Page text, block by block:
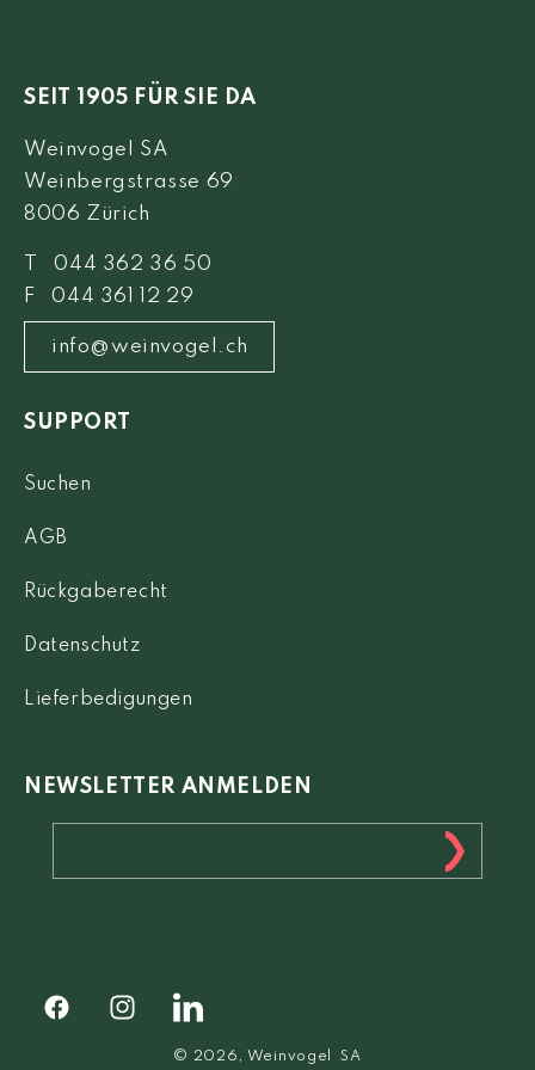
SEIT 1905 FÜR SIE DA
Weinvogel SA
Weinbergstrasse 69
8006 Zürich
T 044 362 36 50
F 044 361 12 29
info@weinvogel.ch
SUPPORT
Suchen
AGB
Rückgaberecht
Datenschutz
Lieferbedigungen
NEWSLETTER ANMELDEN
FacebookInstagramFacebook
© 2026, Weinvogel SA